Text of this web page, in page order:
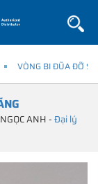
VÒNG BI ĐŨA ĐỠ
ANH -Đại lý